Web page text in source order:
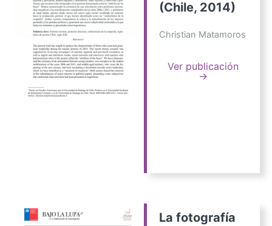
(Chile, 2014)
Christian Matamoros
Ver publicación
→
La fotografía